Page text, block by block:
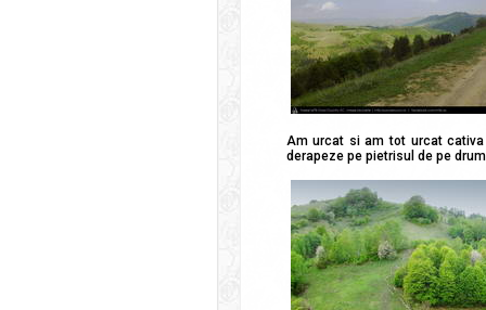
Am urcat si am tot urcat
derapeze pe pietrisul de pe